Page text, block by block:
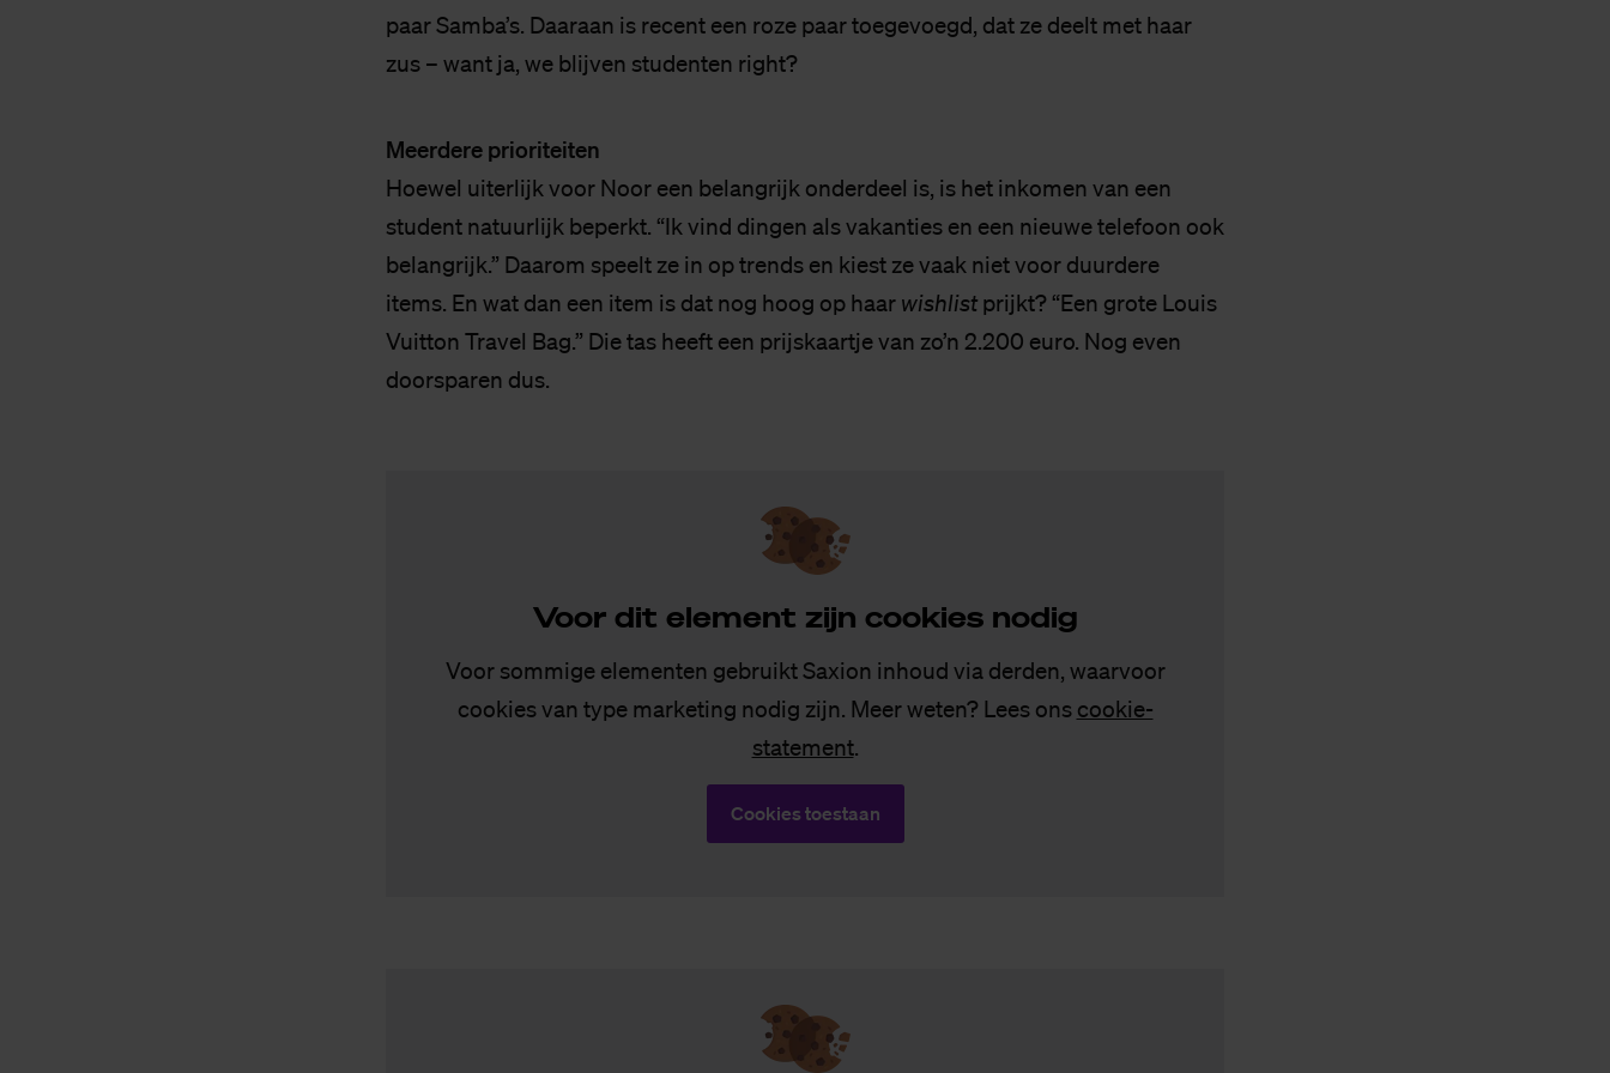
paar Samba’s. Daaraan is recent een roze paar toegevoegd, dat ze deelt met haar
zus – want ja, we blijven studenten right?
Meerdere prioriteiten
Hoewel uiterlijk voor Noor een belangrijk onderdeel is, is het inkomen van een
student natuurlijk beperkt. “Ik vind dingen als vakanties en een nieuwe telefoon ook
belangrijk.” Daarom speelt ze in op trends en kiest ze vaak niet voor duurdere
items. En wat dan een item is dat nog hoog op haar wishlist prijkt? “Een grote Louis
Vuitton Travel Bag.” Die tas heeft een prijskaartje van zo’n 2.200 euro. Nog even
doorsparen dus.
Voor dit ele­ment zijn coo­kies no­dig
Voor sommige elementen gebruikt Saxion inhoud via derden, waarvoor
cookies van type marketing nodig zijn. Meer weten? Lees ons cookie-
statement.
Cookies toestaan